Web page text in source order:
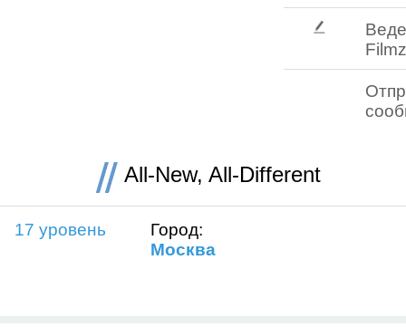
All-New, All-Different
17 уровень
Город:
Москва